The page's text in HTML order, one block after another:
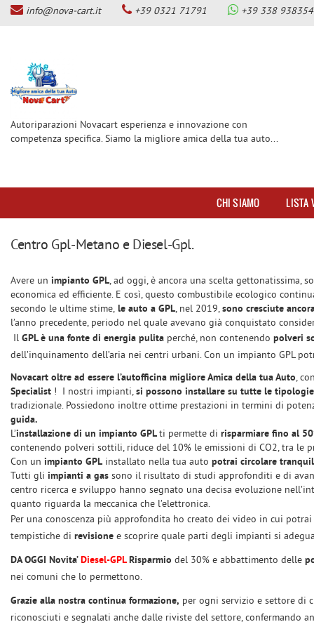
CHI SIAMO
LISTA VEICOLI
SERVIZI
OFFICINA MAGNETI MARELLI
DISABILITA’
SERVIZIO GOMME AUTO
MAPPATURA CENTRALINE
AUTO E MOTO
CORNER POINT UNIPOL
GLASS
TESTIMONIANZE E BLOG
NOVACART
ASSISTENZA-PRENOTA
CONTATTI
DICONO DI NOI
NEWS
info@nova-cart.it +39 0321 71791 +39 338
Autoriparazioni Novacart esperienza e innovazione con
competenza specifica. Siamo la migliore amica della tua auto...
CHI SIAMO LISTA
Centro Gpl-Metano e Diesel-Gpl.
Avere un impianto GPL, ad oggi, è ancora una scelta gettonatissima,
economica ed efficiente. E così, questo combustibile ecologico
secondo le ultime stime, le auto a GPL, nel 2019,sono cresciute
l’anno precedente, periodo nel quale avevano già conquistato
Il GPL è una fonte di energia pulita perché, non contenendo polveri
dell’inquinamento dell’aria nei centri urbani.Con un impianto GPL
Novacart oltre ad essere l’autofficina migliore Amica della tua Auto,
Specialist ! I nostri impianti,si possono installare su tutte le
tradizionale.Possiedono inoltre ottime prestazioni in termini di
guida.
L’installazione di un impianto GPLti permette di risparmiare fino al
contenendo polveri sottili, riduce del 10% le emissioni di CO2, tra le
Con un impianto GPL installato nella tua auto potrai circolare
Tutti gli impianti a gas sono il risultato di studi approfonditi e di
centro ricerca e sviluppo hanno segnato una decisa evoluzione
quanto riguarda la meccanica che l’elettronica.
Per una conoscenza più approfondita ho creato dei video in cui
tempistiche di revisione e scoprire quale parti degli impianti si
DA OGGI Novita’Diesel-GPLRisparmio del 30% e abbattimento delle
nei comuni che lo permettono.
Grazie alla nostra continua formazione, per ogni servizio e settore di
riconosciuti e segnalati anche dalle riviste del settore, confermando
consenso
seguente
pannello
tue
di
alle
tecnologie
di
tracciamento
che
per
offrire
le
funzionalità
e
svolgere
le
attività
di
seguito
descritte.
Per
ottenere
maggiori
informazioni
sull'utilità
sul
funzionamento